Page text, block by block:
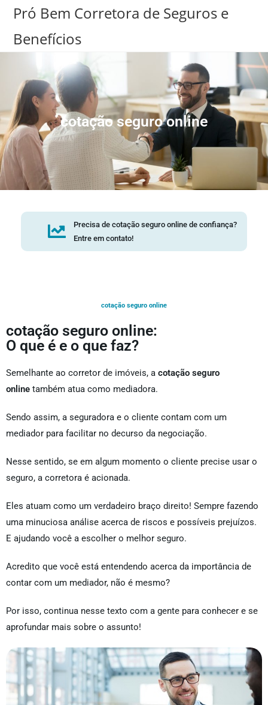
Pró Bem Corretora de Seguros e
Benefícios
cotação seguro online
Precisa de cotação seguro online de confiança?
Entre em contato!
cotação seguro online
cotação seguro online:
O que é e o que faz?
Semelhante ao corretor de imóveis, a cotação seguro
online também atua como mediadora.
Sendo assim, a seguradora e o cliente contam com um
mediador para facilitar no decurso da negociação.
Nesse sentido, se em algum momento o cliente precise usar o
seguro, a corretora é acionada.
Eles atuam como um verdadeiro braço direito! Sempre fazendo
uma minuciosa análise acerca de riscos e possíveis prejuízos.
E ajudando você a escolher o melhor seguro.
Acredito que você está entendendo acerca da importância de
contar com um mediador, não é mesmo?
Por isso, continua nesse texto com a gente para conhecer e se
aprofundar mais sobre o assunto!